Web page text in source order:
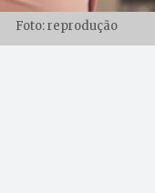
Foto: reprodução